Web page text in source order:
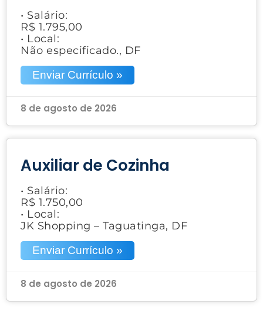
• Salário:
R$ 1.795,00
• Local:
Não especificado., DF
Enviar Currículo »
8 de agosto de 2026
Auxiliar de Cozinha
• Salário:
R$ 1.750,00
• Local:
JK Shopping – Taguatinga, DF
Enviar Currículo »
8 de agosto de 2026